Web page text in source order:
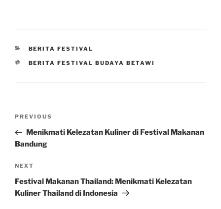
CATEGORIES
BERITA FESTIVAL
TAGS
BERITA FESTIVAL BUDAYA BETAWI
Previous
Post
PREVIOUS
Menikmati Kelezatan Kuliner di Festival Makanan
Bandung
Next
Post
NEXT
Festival Makanan Thailand: Menikmati Kelezatan
Kuliner Thailand di Indonesia